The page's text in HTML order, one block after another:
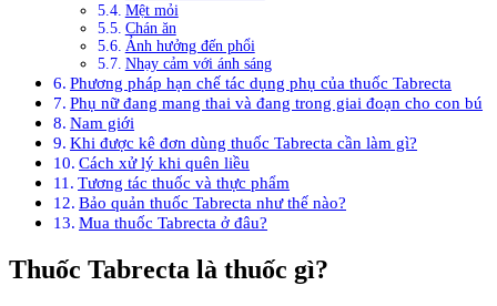
Mệt mỏi
Chán ăn
Ảnh hưởng đến phổi
Nhạy cảm với ánh sáng
Phương pháp hạn chế tác dụng phụ của thuốc Tabrecta
Phụ nữ đang mang thai và đang trong giai đoạn cho con bú
Nam giới
Khi được kê đơn dùng thuốc Tabrecta cần làm gì?
Cách xử lý khi quên liều
Tương tác thuốc và thực phẩm
Bảo quản thuốc Tabrecta như thế nào?
Mua thuốc Tabrecta ở đâu?
Thuốc Tabrecta là thuốc gì?